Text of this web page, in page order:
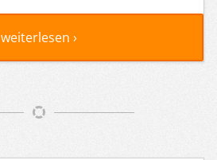
weiterlesen ›